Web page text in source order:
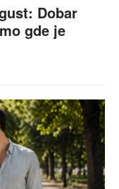
Dobar
gde je